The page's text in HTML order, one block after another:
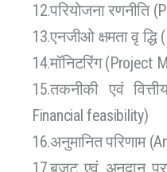
12.परियोजना रणनीति
13.एनजीओ क्षमता वृ
14.मॉनिटरिंग (Project
15.तकनीकी एवं
Financial feasibility)
16.अनुमानित परिणाम
17.बजट एवं अनुदान